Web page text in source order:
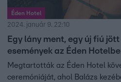
Éden Hotel
2024. január 9. 22:10
Egy lány ment, egy új fiú
események az Éden
Megtartották az Éden Hotel
ceremóniáját, ahol Balázs